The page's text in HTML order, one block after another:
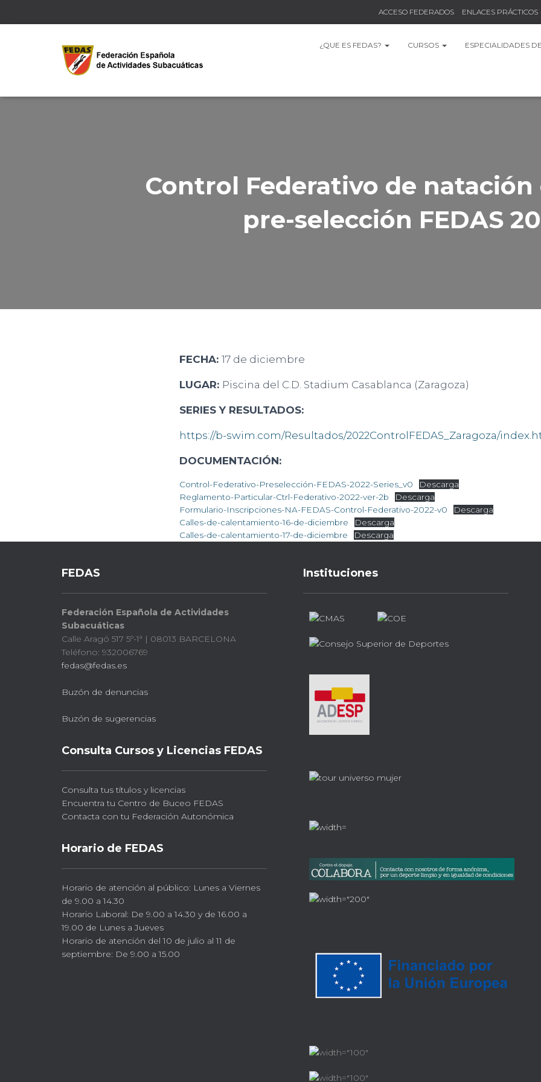
ACCESO FEDERADOS ENLACES PRÁCTICOS
¿QUE ES FEDAS? CURSOS ESPECIALIDADES
Control Federativo de natación
pre-selección FEDAS
FECHA: 17 de diciembre
LUGAR: Piscina del C.D. Stadium Casablanca (Zaragoza)
SERIES Y RESULTADOS:
https://b-swim.com/Resultados/2022ControlFEDAS_Zaragoza/
DOCUMENTACIÓN:
Control-Federativo-Preselección-FEDAS-2022-Series_v0
Descarga
Reglamento-Particular-Ctrl-Federativo-2022-ver-2b
Descarga
Formulario-Inscripciones-NA-FEDAS-Control-Federativo-2022-v0
Descarga
Calles-de-calentamiento-16-de-diciembre
Descarga
Calles-de-calentamiento-17-de-diciembre
Descarga
FEDAS
Federación Española de Actividades
Subacuáticas
Calle Aragó 517 5º-1ª | 08013 BARCELONA
Teléfono: 932006769
fedas@fedas.es
Buzón de denuncias
Buzón de sugerencias
Consulta Cursos y Licencias FEDAS
Consulta tus títulos y licencias
Encuentra tu Centro de Buceo FEDAS
Contacta con tu Federación Autonómica
Horario de FEDAS
Horario de atención al público: Lunes a Viernes
de 9.00 a 14.30
Horario Laboral: De 9.00 a 14.30 y de 16.00 a
19.00 de Lunes a Jueves
Horario de atención del 10 de julio al 11 de
septiembre: De 9.00 a 15.00
Instituciones